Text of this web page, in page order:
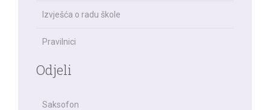
Izvješća o radu škole
Pravilnici
Odjeli
Saksofon